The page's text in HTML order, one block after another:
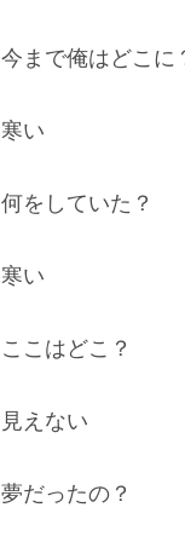
今まで俺はどこに
寒い
何をしていた？
寒い
ここはどこ？
見えない
夢だったの？